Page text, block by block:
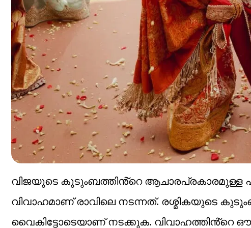
വിജയുടെ കുടുംബത്തിൻ്റെ ആചാരപ്രകാരമുള്ള
വിവാഹമാണ് രാവിലെ നടന്നത്. രശ്മികയുടെ
വൈകിട്ടോടെയാണ് നടക്കുക. വിവാഹത്തിൻ്റെ